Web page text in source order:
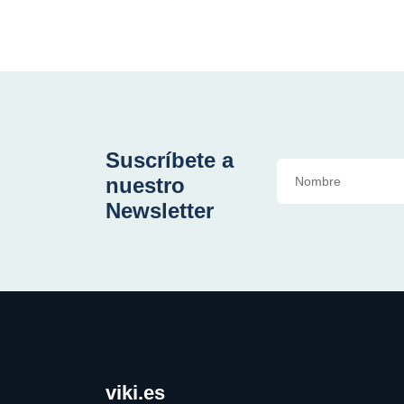
Suscríbete a
nuestro
Newsletter
viki.es